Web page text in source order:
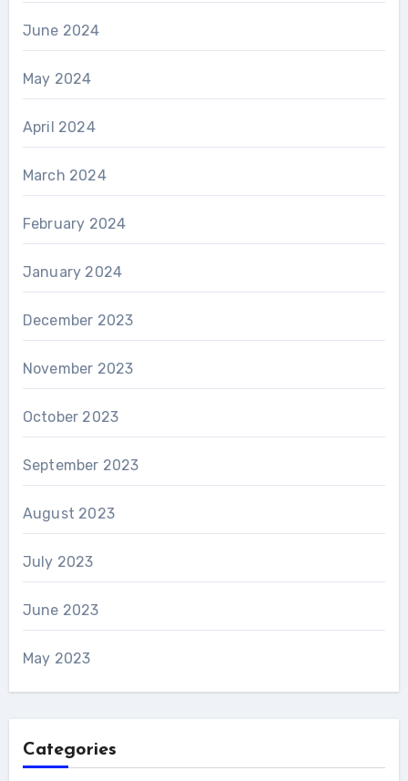
June 2024
May 2024
April 2024
March 2024
February 2024
January 2024
December 2023
November 2023
October 2023
September 2023
August 2023
July 2023
June 2023
May 2023
Categories